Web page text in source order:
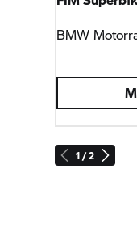
1 / 2
BMW